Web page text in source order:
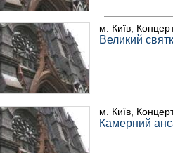
м. Київ,
Великий
м. Київ,
Камерний